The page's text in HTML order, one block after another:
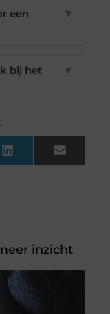
een
▼
bij het
▼
LinkedIn Email
inzicht